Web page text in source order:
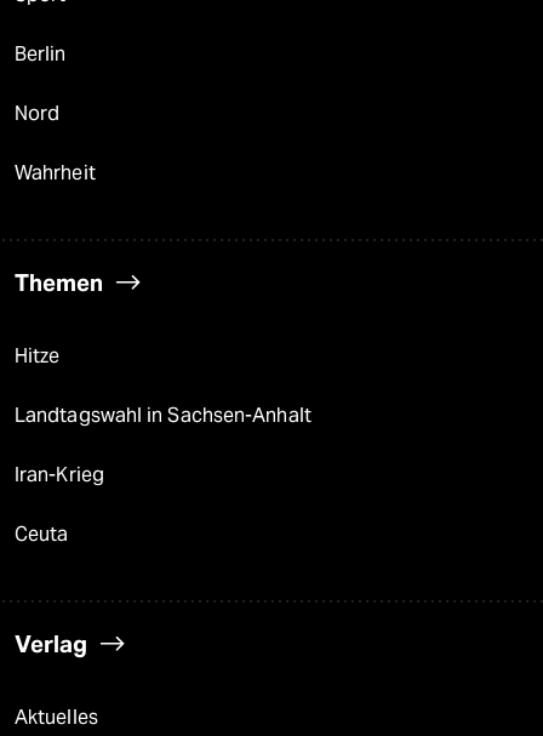
Berlin
Nord
Wahrheit
Themen
Hitze
Landtagswahl in Sachsen-Anhalt
Iran-Krieg
Ceuta
Verlag
Aktuelles